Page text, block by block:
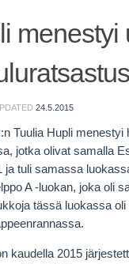
24.5.2015
Tuulia Hupli
jotka olivat samalla
ja tuli samassa
A -luokan, joka oli
tässä luokassa
kaudella 2015